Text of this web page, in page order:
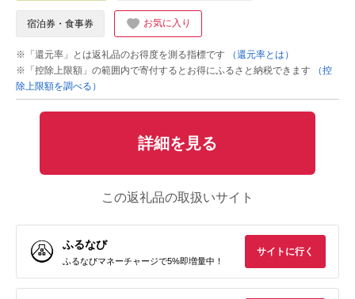
宿泊券・食事券 お気に入り
※「還元率」とは返礼品のお得度を測る指標です
（還元率とは）
※「控除上限額」の範囲内で寄付するとお得にふるさと納税できます
（控
除上限額を調べる）
詳細を見る
この返礼品の取扱いサイト
ふるなび
ふるなびマネーチャージで5%即増量中！
サイトに行く